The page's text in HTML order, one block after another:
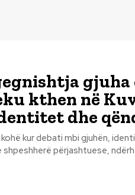
gjuha
kthen në
dhe
përjashtuese,